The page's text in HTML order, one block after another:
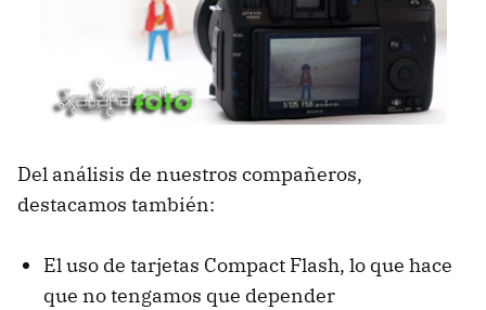
Del análisis de nuestros compañeros,
destacamos también:
El uso de tarjetas Compact Flash, lo que hace
que no tengamos que depender